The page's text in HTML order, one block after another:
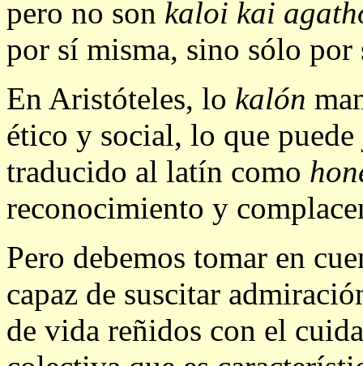
pero no son kaloi kai
por sí misma, sino sólo
En Aristóteles, lo kalón
ético y social, lo que
traducido al latín como
reconocimiento y
Pero debemos tomar en
capaz de suscitar
de vida reñidos con el